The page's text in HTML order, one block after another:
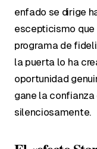
enfado se dirige
escepticismo
programa de
la puerta lo ha
oportunidad
gane la
silenciosamente.